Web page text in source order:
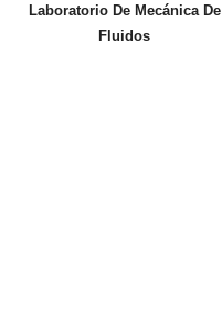
Laboratorio De Mecánica De
Fluidos